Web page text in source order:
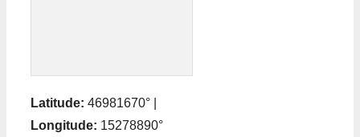
Latitude: 46981670° |
Longitude: 15278890°